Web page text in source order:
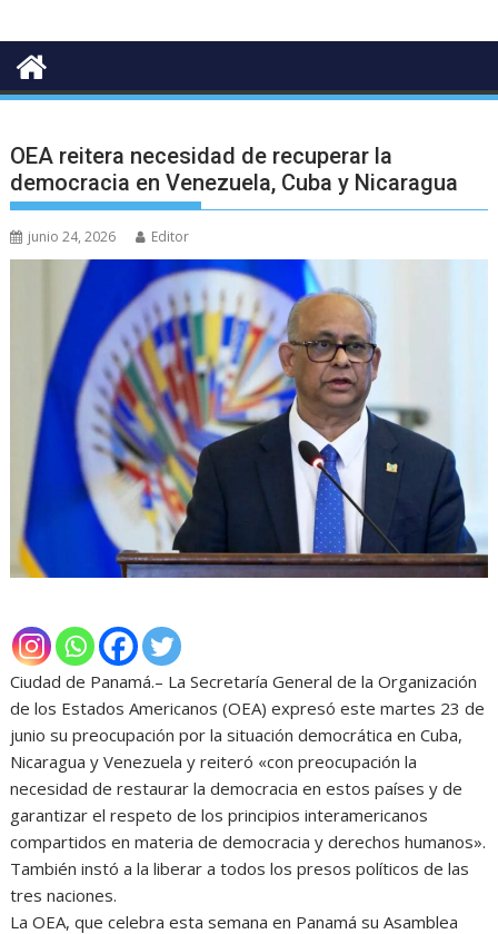
OEA reitera necesidad de recuperar la
democracia en Venezuela, Cuba y Nicaragua
junio 24, 2026 Editor
Ciudad de Panamá.– La Secretaría General de la Organización
de los Estados Americanos (OEA) expresó este martes 23 de
junio su preocupación por la situación democrática en Cuba,
Nicaragua y Venezuela y reiteró «con preocupación la
necesidad de restaurar la democracia en estos países y de
garantizar el respeto de los principios interamericanos
compartidos en materia de democracia y derechos humanos».
También instó a la liberar a todos los presos políticos de las
tres naciones.
La OEA, que celebra esta semana en Panamá su Asamblea